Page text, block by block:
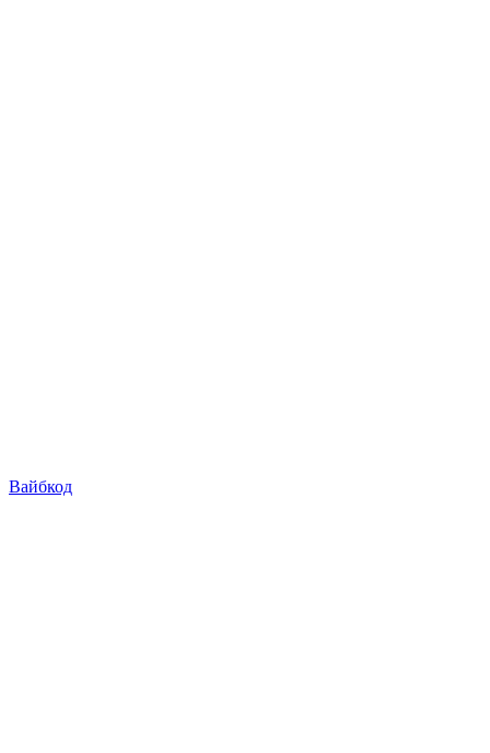
Вайбкод